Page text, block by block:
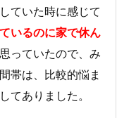
ていた時に感じて
いるのに家で休ん
っていたので、み
帯は、比較的悩ま
てありました。